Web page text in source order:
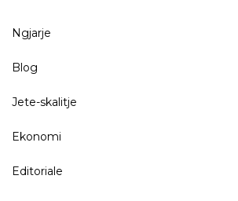
Ngjarje
Blog
Jete-skalitje
Ekonomi
Editoriale